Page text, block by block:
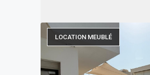
LOCATION MEUBLÉ